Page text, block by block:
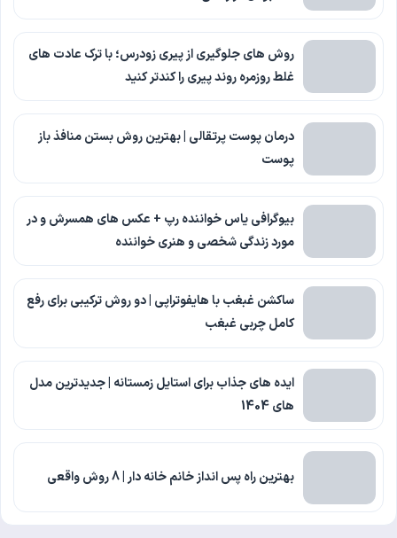
روش های جلوگیری از پیری زودرس؛ با ترک عادت های
غلط روزمره روند پیری را کندتر کنید
درمان پوست پرتقالی | بهترین روش بستن منافذ باز
پوست
بیوگرافی یاس خواننده رپ + عکس های همسرش و در
مورد زندگی شخصی و هنری خواننده
ساکشن غبغب با هایفوتراپی | دو روش ترکیبی برای رفع
کامل چربی غبغب
ایده های جذاب برای استایل زمستانه | جدیدترین مدل
های 1404
بهترین راه پس انداز خانم خانه دار | 8 روش واقعی